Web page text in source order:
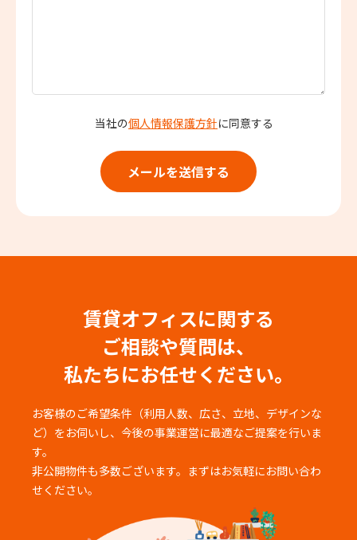
当社の個人情報保護方針に同意する
賃貸オフィスに関する
ご相談や質問は、
私たちにお任せください。
お客様のご希望条件（利用人数、広さ、立地、デザインな
ど）をお伺いし、 今後の事業運営に最適なご提案を行いま
す。
非公開物件も多数ございます。まずはお気軽にお問い合わ
せください。